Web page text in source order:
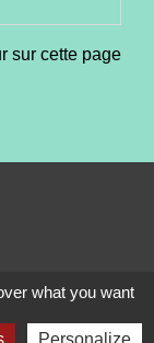
sur cette page
what you want
Personalize